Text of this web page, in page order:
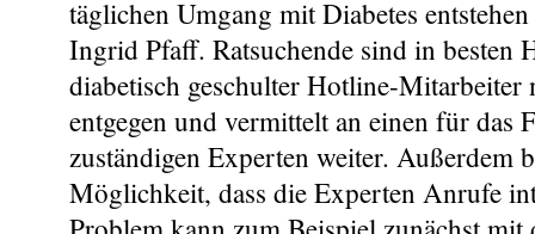
täglichen Umgang mit Diabetes
Ingrid Pfaff. Ratsuchende sind in besten
diabetisch geschulter Hotline-
entgegen und vermittelt an einen für das
zuständigen Experten weiter. Außerdem
Möglichkeit, dass die Experten Anrufe